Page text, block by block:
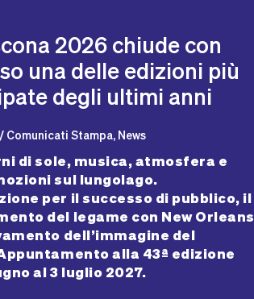
2026 chiude con
una delle edizioni più
degli ultimi anni
Comunicati Stampa, News
di sole, musica, atmosfera e
sul lungolago.
per il successo di pubblico, il
del legame con New Orleans
dell’immagine del
alla 43ª edizione
al 3 luglio 2027.